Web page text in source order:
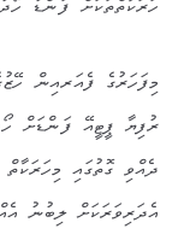
ހަރަކާތްތަކަށް ފަންޑު
ރުފިޔާ ޕީޓީއޭ ފަންޑަށް
ދެއްވި ގޮތުގައި
އެދަރިވަރަކަށް ލިބުނު